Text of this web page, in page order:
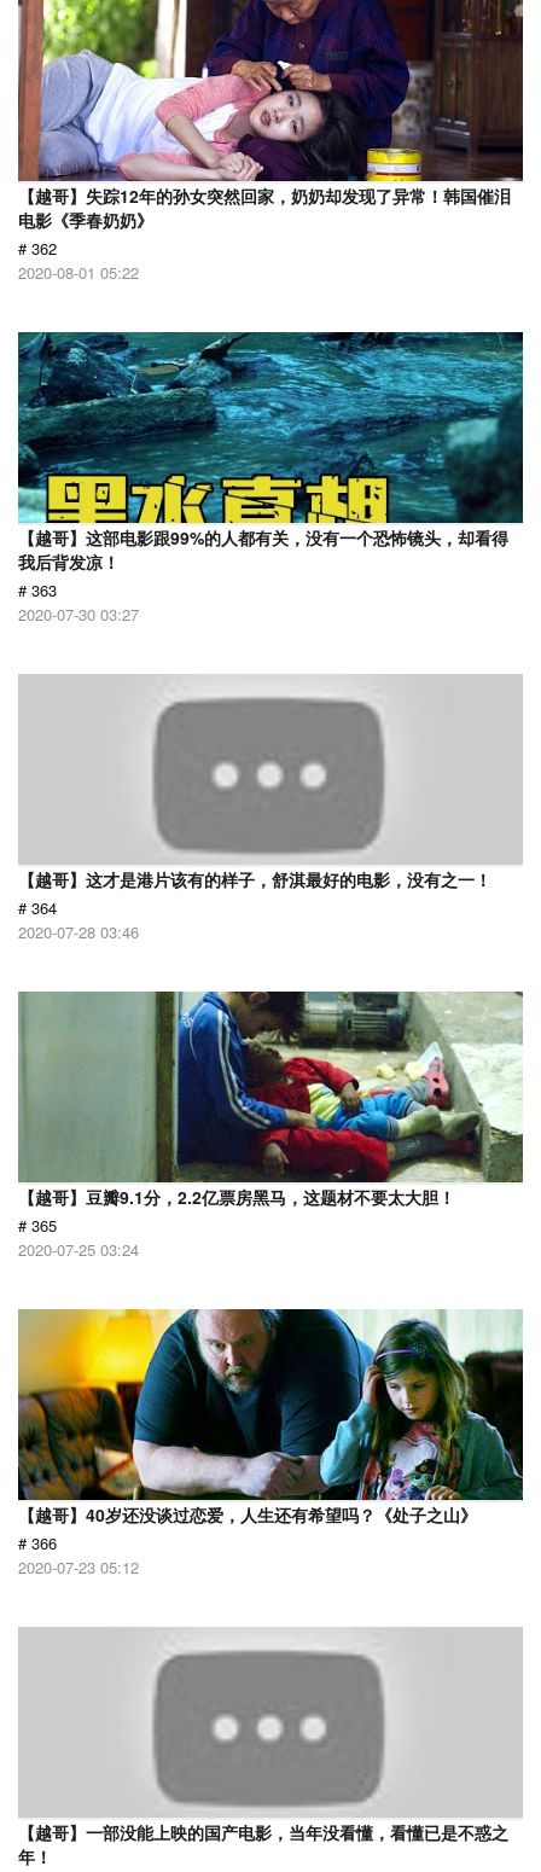
【越哥】失踪12年的孙女突然回家，奶奶却发现了异常！韩国催泪
电影《季春奶奶》
# 362
2020-08-01 05:22
【越哥】这部电影跟99%的人都有关，没有一个恐怖镜头，却看得
我后背发凉！
# 363
2020-07-30 03:27
【越哥】这才是港片该有的样子，舒淇最好的电影，没有之一！
# 364
2020-07-28 03:46
【越哥】豆瓣9.1分，2.2亿票房黑马，这题材不要太大胆！
# 365
2020-07-25 03:24
【越哥】40岁还没谈过恋爱，人生还有希望吗？《处子之山》
# 366
2020-07-23 05:12
【越哥】一部没能上映的国产电影，当年没看懂，看懂已是不惑之
年！